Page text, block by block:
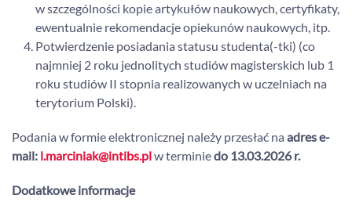
w szczególności kopie artykułów naukowych, certyfikaty,
ewentualnie rekomendacje opiekunów naukowych, itp.
Potwierdzenie posiadania statusu studenta(-tki) (co
najmniej 2 roku jednolitych studiów magisterskich lub 1
roku studiów II stopnia realizowanych w uczelniach na
terytorium Polski).
Podania w formie elektronicznej należy przesłać na adres e-
mail: l.marciniak@intibs.plw terminiedo 13.03.2026 r.
Dodatkowe informacje